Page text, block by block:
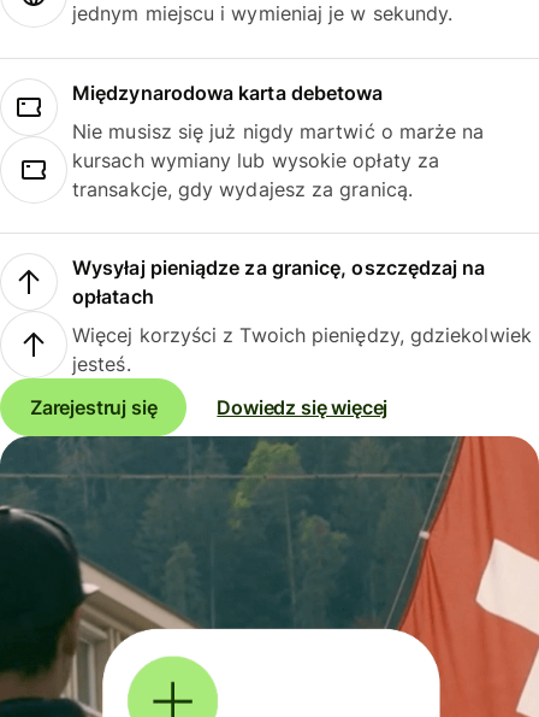
jednym miejscu i wymieniaj je w sekundy.
Międzynarodowa karta debetowa
Nie musisz się już nigdy martwić o marże na
kursach wymiany lub wysokie opłaty za
transakcje, gdy wydajesz za granicą.
Wysyłaj pieniądze za granicę, oszczędzaj na
opłatach
Więcej korzyści z Twoich pieniędzy, gdziekolwiek
jesteś.
Zarejestruj się
Dowiedz się więcej